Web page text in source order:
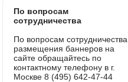
По вопросам
сотрудничества
По вопросам сотрудничества
размещения баннеров на
сайте обращайтесь по
контактному телефону в г.
Москве 8 (495) 642-47-44